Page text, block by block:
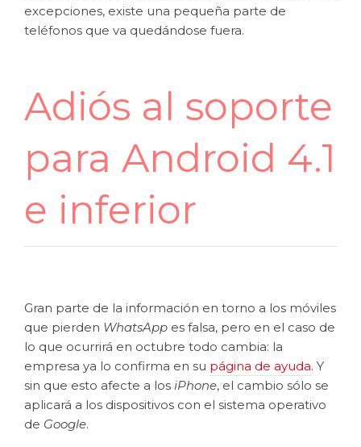
excepciones, existe una pequeña parte de
teléfonos que va quedándose fuera.
Adiós al soporte
para Android 4.1
e inferior
Gran parte de la información en torno a los móviles
que pierden WhatsApp es falsa, pero en el caso de
lo que ocurrirá en octubre todo cambia: la
empresa ya lo confirma en su página de ayuda. Y
sin que esto afecte a los iPhone, el cambio sólo se
aplicará a los dispositivos con el sistema operativo
de Google.